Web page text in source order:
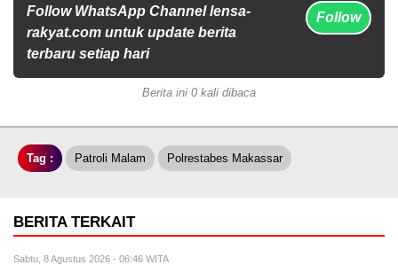
Follow WhatsApp Channel lensa-
rakyat.com untuk update berita
terbaru setiap hari
Follow
Berita ini 0 kali dibaca
Tag : Patroli Malam Polrestabes Makassar
BERITA TERKAIT
Sabtu, 8 Agustus 2026 - 06:46 WITA